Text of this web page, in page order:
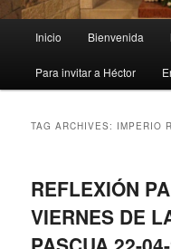
Inicio Bienvenida
Para invitar a Héctor
TAG ARCHIVES: IMPERIO
REFLEXIÓN
VIERNES DE